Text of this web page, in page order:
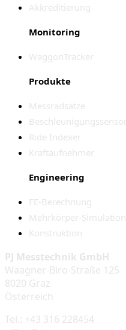
Akkreditierung
Monitoring
WaggonTracker
Produkte
Messradsätze
Beschleunigungssensor
Ride Indexer
Kraftaufnehmer
Engineering
FE-Berechnung
Mehrkörper-Simulation
Konstruktion
PJ Messtechnik GmbH
Waagner-Biro-Straße 125
8020 Graz
Österreich
Tel.: +43 316 228454